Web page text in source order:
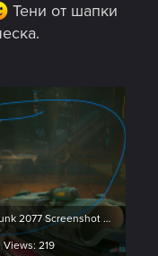
Тени от шапки
Cyberpunk 2077 Screenshot 2022.02.17 - 08.36.31.45.png
Views: 219